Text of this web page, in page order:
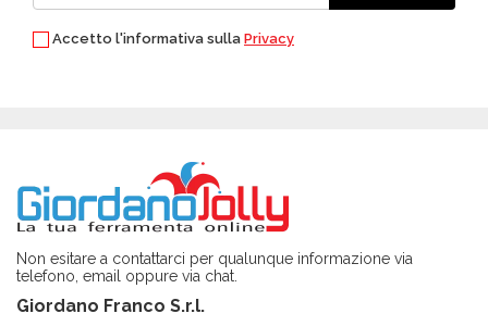
Accetto l'informativa sulla Privacy
Non esitare a contattarci per qualunque informazione via
telefono, email oppure via chat.
Giordano Franco S.r.l.